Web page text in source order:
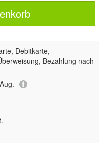
Debitkarte,
Bezahlung nach